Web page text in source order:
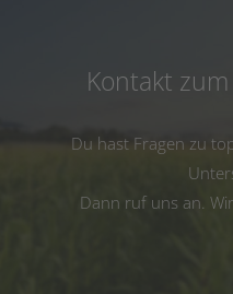
Kontakt
Du hast Fragen zu
Dann ruf uns an.